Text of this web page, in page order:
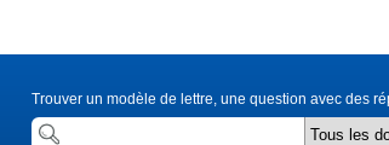
Trouver un modèle de lettre, une question avec des